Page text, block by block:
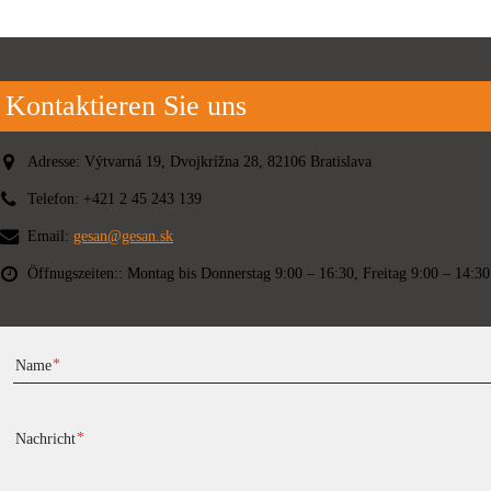
Kontaktieren Sie uns
Adresse: Výtvarná 19, Dvojkrížna 28, 82106 Bratislava
Telefon: +421 2 45 243 139
Email: gesan@gesan.sk
Öffnugszeiten:: Montag bis Donnerstag 9:00 – 16:30, Freitag 9:00 – 14:30
Name
Nachricht